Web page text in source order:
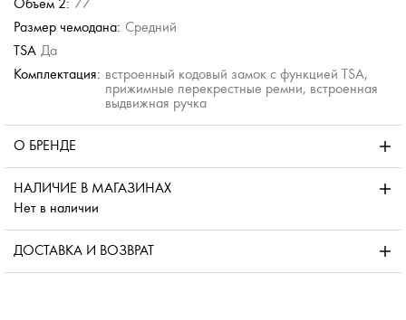
Объем 2: 77
Размер чемодана: Средний
TSA Да
Комплектация: встроенный кодовый замок с функцией TSA,
прижимные перекрестные ремни, встроенная
выдвижная ручка
О БРЕНДЕ
НАЛИЧИЕ В МАГАЗИНАХ
Нет в наличии
ДОСТАВКА И ВОЗВРАТ